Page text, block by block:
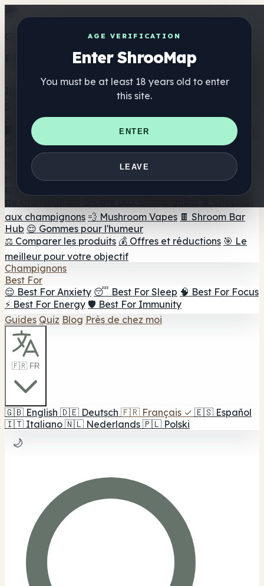
AGE VERIFICATION
Enter ShrooMap
You must be at least 18 years old to enter
this site.
ENTER
LEAVE
Get the ShrooMap app
Better than mobile web — one tap away
Annuaire
🏢 Répertoire des marques 📍 Recherche d'un magasin
de tête 🔮 Smartshop Finder
🛒 Magasins de tête en
Suppléments
🍬 Gommes aux champignons 💊 Capsules de
champignons
🫙 Poudres
aux champignons 💨 Mushroom Vapes 🍫 Shroom Bar
Hub 😌 Gommes pour l'humeur
⚖️ Comparer les produits 💰 Offres et réductions 🎯 Le
meilleur pour votre objectif
Champignons
Best For
😌 Best For Anxiety 😴 Best For Sleep 🧠 Best For Focus
⚡ Best For Energy 🛡️ Best For Immunity
Guides Quiz Blog Près de chez moi
🇫🇷 FR
🇬🇧 English 🇩🇪 Deutsch 🇫🇷 Français ✓ 🇪🇸 Español
🇮🇹 Italiano 🇳🇱 Nederlands 🇵🇱 Polski
🌙